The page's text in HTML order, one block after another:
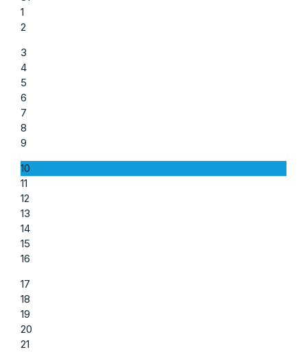
1
2
3
4
5
6
7
8
9
10
11
12
13
14
15
16
17
18
19
20
21